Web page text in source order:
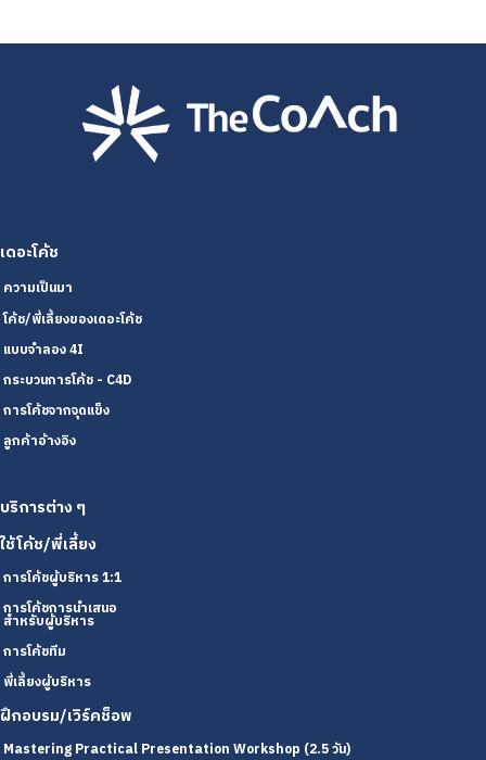
เดอะโค้ช
ความเป็นมา
โค้ช/พี่เลี้ยงของเดอะโค้ช
แบบจำลอง 4I
กระบวนการโค้ช - C4D
การโค้ชจากจุดแข็ง
ลูกค้าอ้างอิง
บริการต่าง ๆ
ใช้โค้ช/พี่เลี้ยง
การโค้ชผู้บริหาร 1:1
การโค้ชการนำเสนอ
สำหรับผู้บริหาร
การโค้ชทีม
พี่เลี้ยงผู้บริหาร
ฝึกอบรม/เวิร์คช็อพ
Mastering Practical Presentation Workshop (2.5 วัน)